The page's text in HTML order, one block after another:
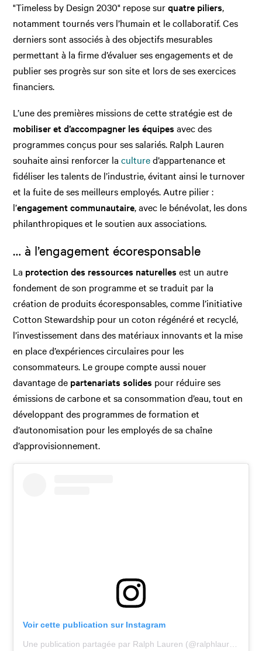
"Timeless by Design 2030" repose surquatre piliers,
notamment tournés vers l’humain et le collaboratif. Ces
derniers sont associés à des objectifs mesurables
permettant à la firme d’évaluer ses engagements et de
publier ses progrès sur son site et lors de ses exercices
financiers.
L’une des premières missions de cette stratégie est de
mobiliser et d’accompagner les équipes avec des
programmes conçus pour ses salariés. Ralph Lauren
souhaite ainsi renforcer lacultured’appartenance et
fidéliser les talents de l’industrie, évitant ainsi le turnover
et la fuite de ses meilleurs employés. Autre pilier :
l’engagement communautaire, avec le bénévolat, les dons
philanthropiques et le soutien aux associations.
… à l’engagement écoresponsable
La protection des ressources naturelles est un autre
fondement de son programme et se traduit par la
création de produits écoresponsables, comme l’initiative
Cotton Stewardship pour un coton régénéré et recyclé,
l’investissement dans des matériaux innovants et la mise
en place d’expériences circulaires pour les
consommateurs. Le groupe compte aussi nouer
davantage de partenariats solides pour réduire ses
émissions de carbone et sa consommation d’eau, tout en
développant des programmes de formation et
d’autonomisation pour les employés de sa chaîne
d’approvisionnement.
Voir cette publication sur Instagram